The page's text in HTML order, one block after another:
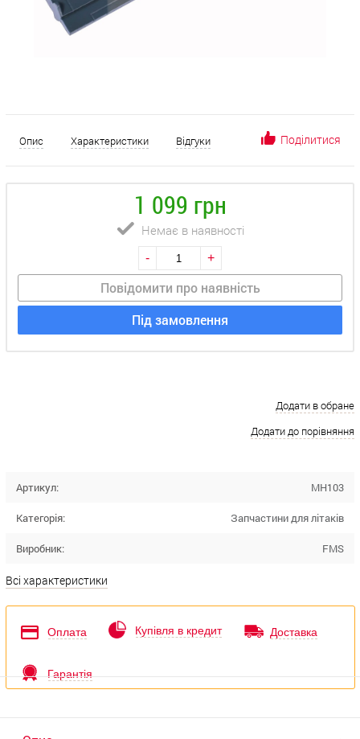
Опис Характеристики Відгуки Поділитися
1 099 грн
Немає в наявності
- +
Повідомити про наявність
Під замовлення
Додати в обране
Додати до порівняння
Артикул: MH103
Категорія: Запчастини для літаків
Виробник: FMS
Всі характеристики
Оплата Купівля в кредит Доставка
Гарантія